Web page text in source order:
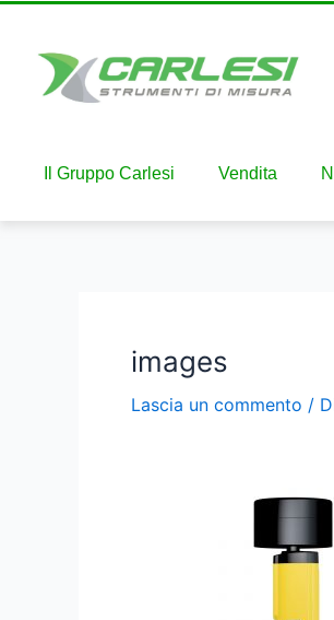
Il Gruppo Carlesi Vendita
images
Lascia un commento /